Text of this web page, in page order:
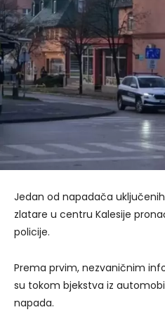
Jedan od napadača
zlatare u centru Kalesije
policije.
Prema prvim, nezvaničnim
su tokom bjekstva iz
napada.